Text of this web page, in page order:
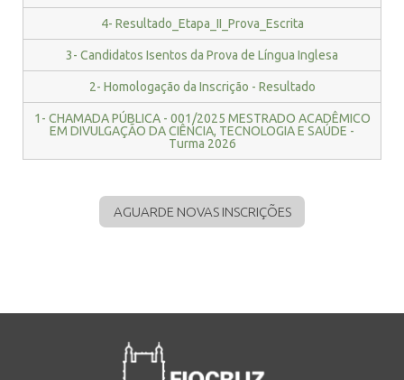
4- Resultado_Etapa_II_Prova_Escrita
3- Candidatos Isentos da Prova de Língua Inglesa
2- Homologação da Inscrição - Resultado
1- CHAMADA PÚBLICA - 001/2025 MESTRADO ACADÊMICO
EM DIVULGAÇÃO DA CIÊNCIA, TECNOLOGIA E SAÚDE -
Turma 2026
AGUARDE NOVAS INSCRIÇÕES